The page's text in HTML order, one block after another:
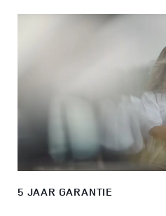
5 JAAR GARANTIE